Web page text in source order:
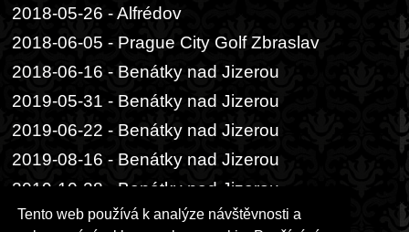
Tento web používá k analýze návštěvnosti a
2018-05-26 - Alfrédov
2018-06-05 - Prague City Golf Zbraslav
2018-06-16 - Benátky nad Jizerou
2019-05-31 - Benátky nad Jizerou
2019-06-22 - Benátky nad Jizerou
2019-08-16 - Benátky nad Jizerou
2019-10-28 - Benátky nad Jizerou
2020-07-05 - Benátky nad Jizerou